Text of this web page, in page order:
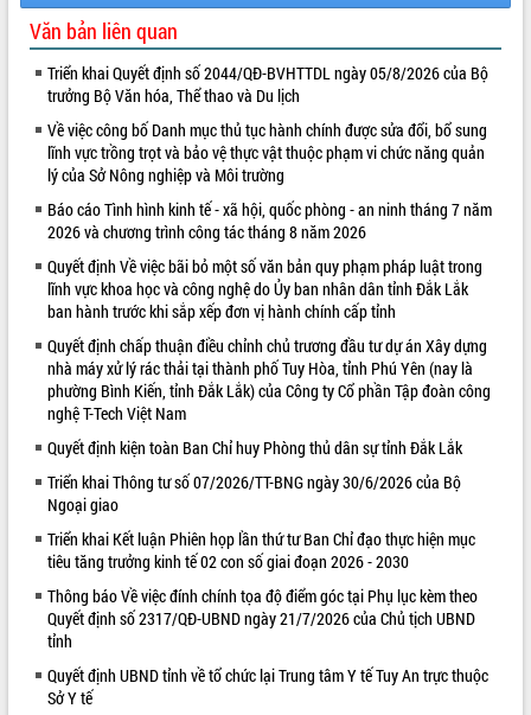
VIDEO
Khám bệnh, cấp phát thuốc miễn phí
và tặng quà người dân xã Cư Pui
Hội nghị UBND tỉnh Đắk Lắk thường kỳ
tháng 7/2026
Lễ truy tặng danh hiệu “Bà Mẹ Việt
Nam Anh hùng” và trao Huân chương
Lao động
UBND tỉnh Đắk Lắk triển khai nhiệm
Kỳ họp thứ Hai, Hội đồng nhân dân
ALBUM ẢNH
Văn bản liên quan
Triển khai Quyết định số 2044/QĐ-BVHTTDL ngày 05/8/2026 của Bộ
trưởng Bộ Văn hóa, Thể thao và Du lịch
Về việc công bố Danh mục thủ tục hành chính được sửa đổi, bổ sung
lĩnh vực trồng trọt và bảo vệ thực vật thuộc phạm vi chức năng quản
lý của Sở Nông nghiệp và Môi trường
Báo cáo Tình hình kinh tế - xã hội, quốc phòng - an ninh tháng 7 năm
2026 và chương trình công tác tháng 8 năm 2026
Quyết định Về việc bãi bỏ một số văn bản quy phạm pháp luật trong
lĩnh vực khoa học và công nghệ do Ủy ban nhân dân tỉnh Đắk Lắk
ban hành trước khi sắp xếp đơn vị hành chính cấp tỉnh
Quyết định chấp thuận điều chỉnh chủ trương đầu tư dự án Xây dựng
nhà máy xử lý rác thải tại thành phố Tuy Hòa, tỉnh Phú Yên (nay là
phường Bình Kiến, tỉnh Đắk Lắk) của Công ty Cổ phần Tập đoàn công
nghệ T-Tech Việt Nam
Quyết định kiện toàn Ban Chỉ huy Phòng thủ dân sự tỉnh Đắk Lắk
Triển khai Thông tư số 07/2026/TT-BNG ngày 30/6/2026 của Bộ
Ngoại giao
Triển khai Kết luận Phiên họp lần thứ tư Ban Chỉ đạo thực hiện mục
tiêu tăng trưởng kinh tế 02 con số giai đoạn 2026 - 2030
Thông báo Về việc đính chính tọa độ điểm góc tại Phụ lục kèm theo
Quyết định số 2317/QĐ-UBND ngày 21/7/2026 của Chủ tịch UBND
tỉnh
Quyết định UBND tỉnh về tổ chức lại Trung tâm Y tế Tuy An trực thuộc
Sở Y tế